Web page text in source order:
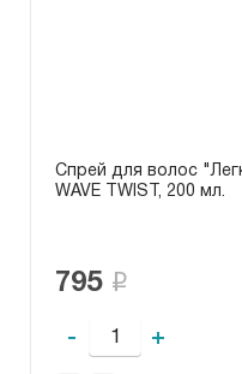
Спрей для волос
WAVE TWIST, 200 мл.
795
- +